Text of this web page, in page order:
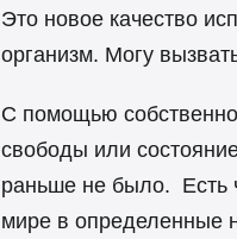
Это новое качество
организм. Могу
С помощью
свободы или
раньше не было. Есть
мире в определенные